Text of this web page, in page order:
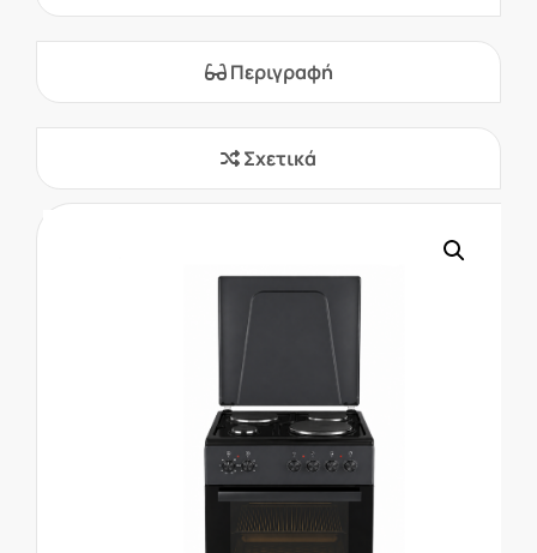
Περιγραφή
Σχετικά